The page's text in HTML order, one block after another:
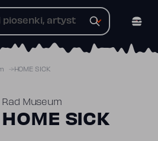
HOME SICK
Rad Museum
HOME SICK